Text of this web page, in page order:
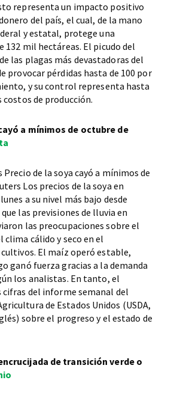
representa un impacto positivo
del país, el cual, de la mano
y estatal, protege una
132 mil hectáreas. El picudo del
las plagas más devastadoras del
provocar pérdidas hasta de 100 por
y su control representa hasta
de producción.
a mínimos de octubre de
Precio de la soya cayó a mínimos de
Los precios de la soya en
a su nivel más bajo desde
las previsiones de lluvia en
las preocupaciones sobre el
cálido y seco en el
El maíz operó estable,
ganó fuerza gracias a la demanda
los analistas. En tanto, el
cifras del informe semanal del
de Estados Unidos (USDA,
sobre el progreso y el estado de
de transición verde o